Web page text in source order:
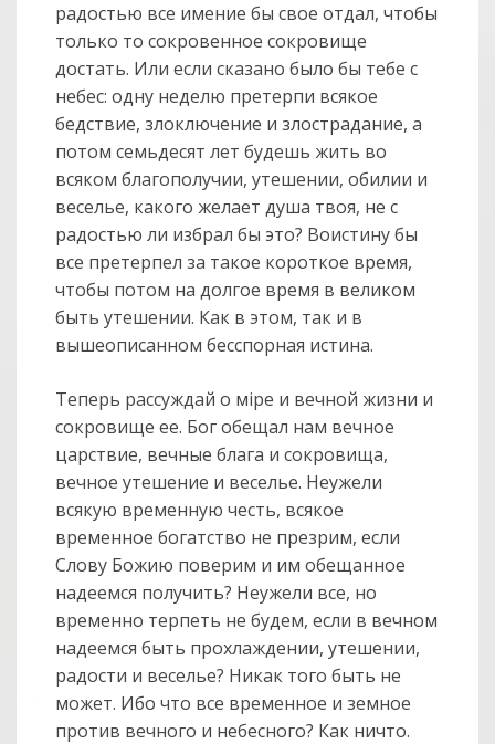
0
радостью все имение бы свое отдал, чтобы
только то сокровенное сокровище
достать. Или если сказано было бы тебе с
небес: одну неделю претерпи всякое
бедствие, злоключение и злострадание, а
потом семьдесят лет будешь жить во
всяком благополучии, утешении, обилии и
веселье, какого желает душа твоя, не с
радостью ли избрал бы это? Воистину бы
все претерпел за такое короткое время,
чтобы потом на долгое время в великом
быть утешении. Как в этом, так и в
вышеописанном бесспорная истина.
Теперь рассуждай о мiре и вечной жизни и
сокровище ее. Бог обещал нам вечное
царствие, вечные блага и сокровища,
вечное утешение и веселье. Неужели
всякую временную честь, всякое
временное богатство не презрим, если
Слову Божию поверим и им обещанное
надеемся получить? Неужели все, но
временно терпеть не будем, если в вечном
надеемся быть прохлаждении, утешении,
радости и веселье? Никак того быть не
может. Ибо что все временное и земное
против вечного и небесного? Как ничто.